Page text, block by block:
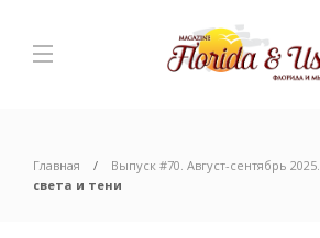
Главная Выпуск #70. Август-сентябрь 2025.
света и тени